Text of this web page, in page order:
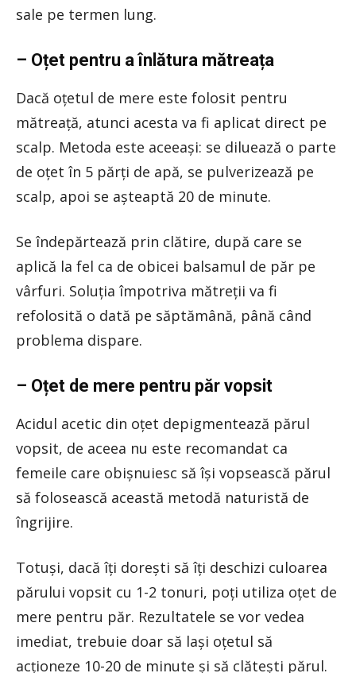
sale pe termen lung.
– Oțet pentru a înlătura mătreața
Dacă oțetul de mere este folosit pentru
mătreață, atunci acesta va fi aplicat direct pe
scalp. Metoda este aceeași: se diluează o parte
de oțet în 5 părți de apă, se pulverizează pe
scalp, apoi se așteaptă 20 de minute.
Se îndepărtează prin clătire, după care se
aplică la fel ca de obicei balsamul de păr pe
vârfuri. Soluția împotriva mătreții va fi
refolosită o dată pe săptămână, până când
problema dispare.
– Oțet de mere pentru păr vopsit
Acidul acetic din oțet depigmentează părul
vopsit, de aceea nu este recomandat ca
femeile care obișnuiesc să își vopsească părul
să folosească această metodă naturistă de
îngrijire.
Totuși, dacă îți dorești să îți deschizi culoarea
părului vopsit cu 1-2 tonuri, poți utiliza oțet de
mere pentru păr. Rezultatele se vor vedea
imediat, trebuie doar să lași oțetul să
acționeze 10-20 de minute și să clătești părul.